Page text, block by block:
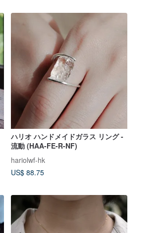
ハリオ ハンドメイドガラス リング -
流動 (HAA-FE-R-NF)
hariolwf-hk
US$ 88.75